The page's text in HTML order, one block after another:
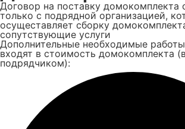
Договор на поставку домокомплекта
только с подрядной организацией,
осущеставляет сборку
сопутствующие услуги
Дополнительные необходимые
входят в стоимость домокомплекта
подрядчиком):